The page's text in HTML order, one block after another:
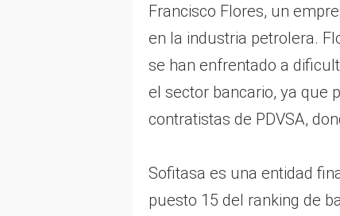
Francisco Flores, un
en la industria petrolera.
se han enfrentado a
el sector bancario, ya que
contratistas de PDVSA,
Sofitasa es una entidad
puesto 15 del ranking de